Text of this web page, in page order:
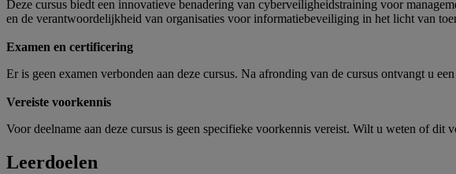
Deze cursus biedt een innovatieve benadering van cyberveiligheidstraining voor
en de verantwoordelijkheid van organisaties voor informatiebeveiliging in het licht van
Examen en certificering
Er is geen examen verbonden aan deze cursus. Na afronding van de cursus ontvangt u
Vereiste voorkennis
Voor deelname aan deze cursus is geen specifieke voorkennis vereist. Wilt u weten of
Leerdoelen